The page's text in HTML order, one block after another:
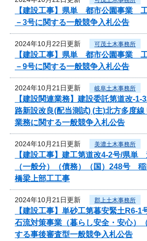
【建設工事】県単 都市公園事業
－3号に関する一般競争入札公告
2024年10月22日更新 可茂土木事務所
【建設工事】県単 都市公園事業
－9号に関する一般競争入札公告
2024年10月21日更新 岐阜土木事務所
【建設関連業務】建設委託第道改-
路新設改良(配当測試) (主)北方多度
業務に関する一般競争入札公告
2024年10月21日更新 美濃土木事務所
【建設工事】建工第道改4-2号/県単
（一般分）（債務）（国）248号
橋梁上部工工事
2024年10月21日更新 郡上土木事務所
【建設工事】単砂工第暮安緊土R6-
石流対策事業（暮らし安全・安心）
する事後審査型一般競争入札公告